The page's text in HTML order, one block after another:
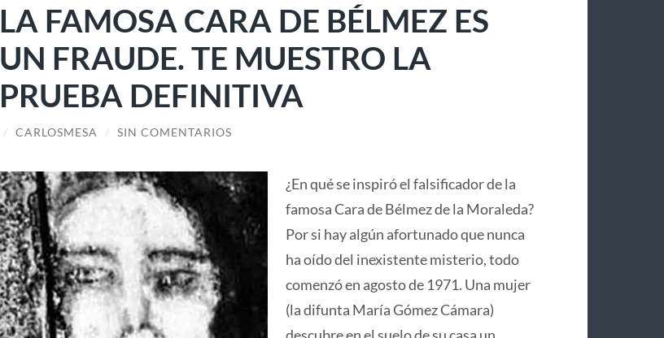
LA FAMOSA CARA DE BÉLMEZ ES
UN FRAUDE. TE MUESTRO LA
PRUEBA DEFINITIVA
/ CARLOSMESA / SIN COMENTARIOS
¿En qué se inspiró el falsificador de la
famosa Cara de Bélmez de la Moraleda?
Por si hay algún afortunado que nunca
ha oído del inexistente misterio, todo
comenzó en agosto de 1971. Una mujer
(la difunta María Gómez Cámara)